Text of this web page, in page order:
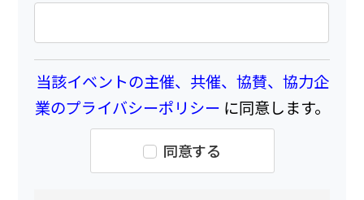
当該イベントの主催、共催、協賛、協力企
業のプライバシーポリシー に同意します。
同意する